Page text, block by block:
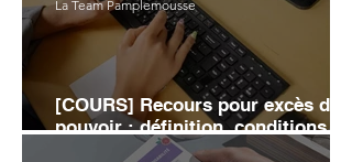
[COURS] Recours pour excès de
pouvoir : définition, conditions et
moyens d'annulation
La Team Pamplemousse